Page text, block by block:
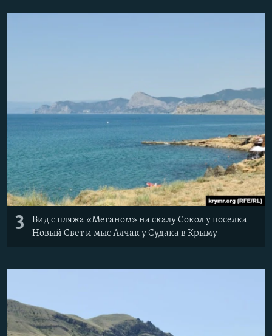
3
Вид с пляжа «Меганом» на скалу Сокол у поселка
Новый Свет и мыс Алчак у Судака в Крыму